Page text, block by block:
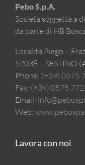
Pebo S.p.A.
Società soggetta a
da parte di HB
Località Piego –
52038 – SESTINO
Phone: (+39) 0575
Fax: (+39) 0575
Email:
Web:
Lavora con noi